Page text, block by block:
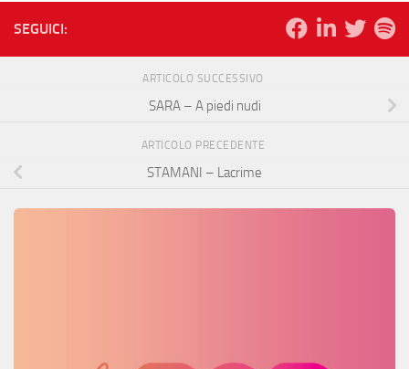
SEGUICI:
ARTICOLO SUCCESSIVO
SARA – A piedi nudi
ARTICOLO PRECEDENTE
STAMANI – Lacrime